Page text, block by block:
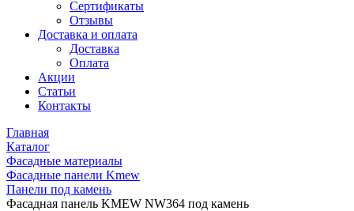
Сертификаты
Отзывы
Доставка и оплата
Доставка
Оплата
Акции
Статьи
Контакты
Главная
Каталог
Фасадные материалы
Фасадные панели Kmew
Панели под камень
Фасадная панель KMEW NW364 под камень